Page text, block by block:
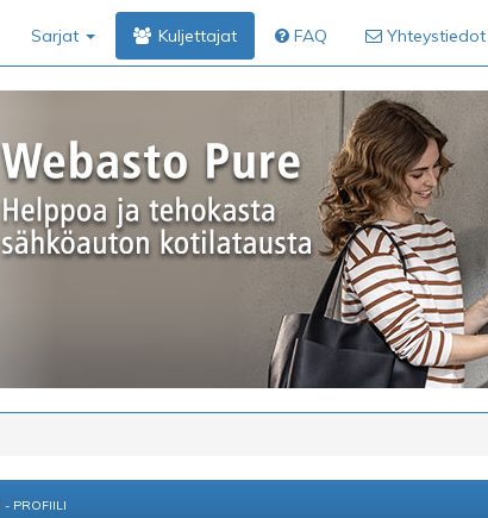
Sarjat Kuljettajat FAQ Yhteystiedot
- PROFIILI